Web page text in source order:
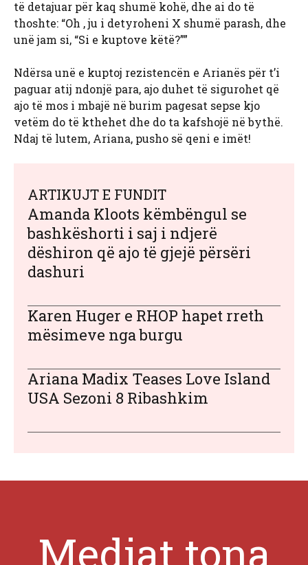
të detajuar për kaq shumë kohë, dhe ai do të
thoshte: “Oh , ju i detyroheni X shumë parash, dhe
unë jam si, “Si e kuptove këtë?””
Ndërsa unë e kuptoj rezistencën e Arianës për t’i
paguar atij ndonjë para, ajo duhet të sigurohet që
ajo të mos i mbajë në burim pagesat sepse kjo
vetëm do të kthehet dhe do ta kafshojë në bythë.
Ndaj të lutem, Ariana, pusho së qeni e imët!
ARTIKUJT E FUNDIT
Amanda Kloots këmbëngul se
bashkëshorti i saj i ndjerë
dëshiron që ajo të gjejë përsëri
dashuri
Karen Huger e RHOP hapet rreth
mësimeve nga burgu
Ariana Madix Teases Love Island
USA Sezoni 8 Ribashkim
Mediat tona